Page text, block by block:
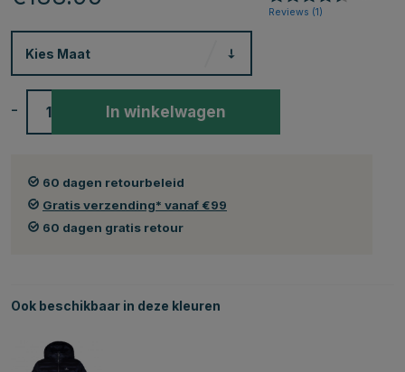
Reviews (1)
Kies Maat
- In winkelwagen
60 dagen retourbeleid
Gratis verzending* vanaf €99
60 dagen gratis retour
Ook beschikbaar in deze kleuren